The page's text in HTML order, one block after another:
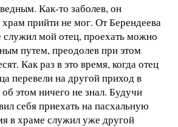
Как-то заболев, он
прийти не мог. От Берендеева
служил мой отец, проехать можно
путем, преодолев при этом
Как раз в это время, когда отец
перевели на другой приход в
этом ничего не знал. Будучи
себя приехать на пасхальную
в храме служил уже другой